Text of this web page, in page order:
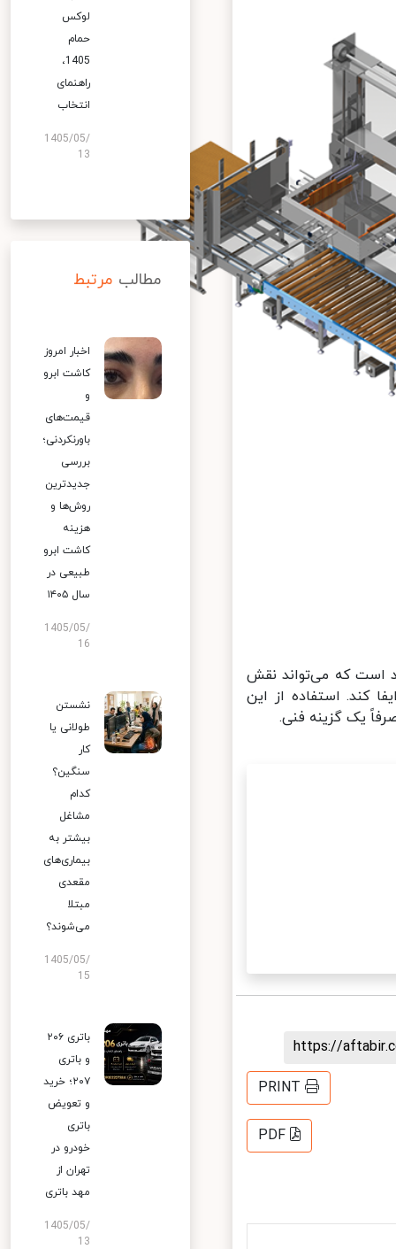
است که می‌تواند نقش
کند. استفاده از این
یک گزینه فنی.
https://
PRINT
PDF
لوکس
حمام
1405،
راهنمای
انتخاب
1405/05/
13
مطالب مرتبط
اخبار امروز
کاشت ابرو
قیمت‌های
باورنکردنی؛
بررسی
جدیدترین
روش‌ها و
هزینه
کاشت ابرو
طبیعی در
سال ۱۴۰۵
1405/05/
16
نشستن
طولانی یا
کار
سنگین؟
کدام
مشاغل
بیشتر به
بیماری‌های
مقعدی
مبتلا
می‌شوند؟
1405/05/
15
باتری ۲۰۶
و باتری
۲۰۷؛ خرید
و تعویض
باتری
خودرو در
تهران از
مهد باتری
1405/05/
13